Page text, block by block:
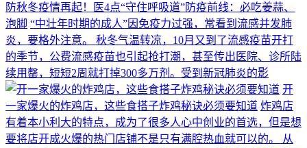
防秋冬疫情再起！医4点“守住呼吸道”防疫前线：必吃姜蒜、
泡脚 “中壮年时期的成人”因免疫力过强，常看到流感并发肺
炎，要格外注意。 秋冬气温转凉，10月又到了流感疫苗开打
的季节，公费流感疫苗也引起抢打潮，甚至传出医院、诊所陆
续用罄，短短2周就打掉300多万剂。受到新冠肺炎的影
开
一家爆火的炸鸡店，这些食搭子炸鸡秘诀必须要知道 炸鸡店
有着本小利大的特点，成为了很多人心中创业的首选，但是想
要将店开成火爆的热门店铺不是只有满腔热血就可以的。 从